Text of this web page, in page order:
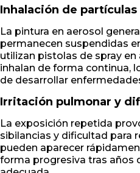
Inhalación de
La pintura en aerosol
permanecen suspendidas
utilizan pistolas de spray
inhalan de forma continua,
de desarrollar
Irritación pulmonar y
La exposición repetida
sibilancias y dificultad para
pueden aparecer
forma progresiva tras años